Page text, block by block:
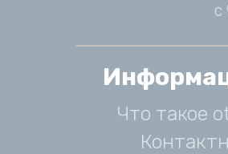
с
Что такое